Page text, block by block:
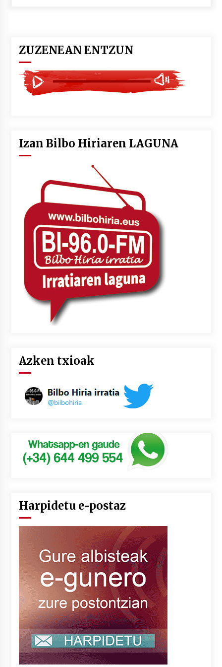
Larunbatean Plentziako Itsas Martxa ospatuko
da
2026/07/07
2026/07/07
Uribitarte40 aretoan
2026/07/03
SOINUGELA: Paul McCartney eta Ringo Starr-en
lan berriak
2026/07/03
MUSIBLA #297: Bide, Boards Of Canada, Somak,
Tiga, Twisted Teens, Underscores, Habia
2026/07/02
ZUZENEAN ENTZUN
Izan Bilbo Hiriaren LAGUNA
Azken txioak
Harpidetu e-postaz